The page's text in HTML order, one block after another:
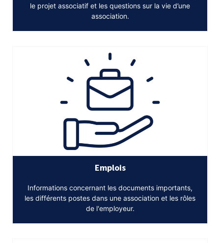
le projet associatif et les questions sur la vie d’une
association.
Emplois
Informations concernant les documents importants,
les différents postes dans une association et les rôles
de l'employeur.